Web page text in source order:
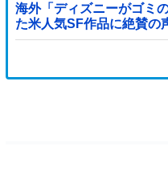
海外「ディズニーがゴミ
た米人気SF作品に絶賛の